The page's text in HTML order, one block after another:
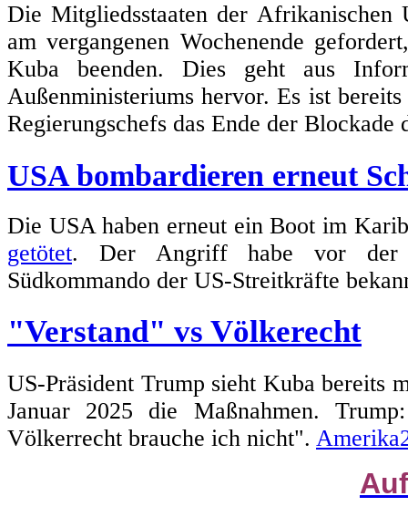
Die Mitgliedsstaaten der
am vergangenen Wochenende
Kuba beenden. Dies geht aus
Außenministeriums hervor. Es ist
Regierungschefs das Ende der
USA bombardieren erneut
Die USA haben erneut ein Boot im
getötet. Der Angriff habe vor der
Südkommando der US-Streitkräfte
"Verstand" vs Völkerecht
US-Präsident Trump sieht Kuba bereits
Januar 2025 die Maßnahmen.
Völkerrecht brauche ich nicht".